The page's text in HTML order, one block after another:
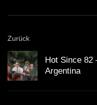
Wo kann ich die
Norris Terrify ist
Plattformen wie
Zurück
Hot Since 82
Argentina